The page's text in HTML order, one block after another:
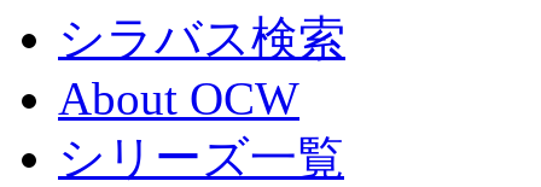
シラバス検索
About OCW
シリーズ一覧